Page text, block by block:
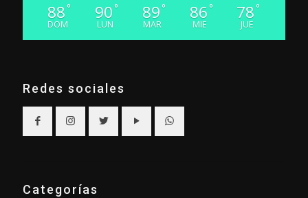
88 °
DOM
90 °
LUN
89 °
MAR
86 °
MIE
78 °
JUE
Redes sociales
Categorías